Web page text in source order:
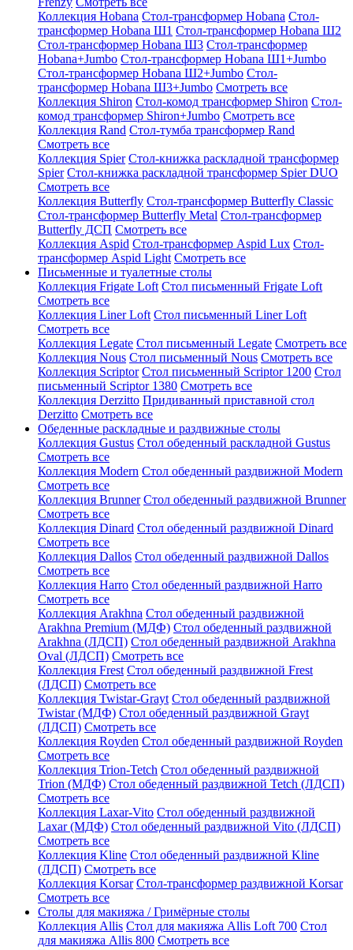
Коллекция Hobana Стол-трансформер Hobana Стол-
трансформер Hobana Ш1 Стол-трансформер Hobana Ш2
Стол-трансформер Hobana Ш3 Стол-трансформер
Hobana+Jumbo Стол-трансформер Hobana Ш1+Jumbo
Стол-трансформер Hobana Ш2+Jumbo Стол-
трансформер Hobana Ш3+Jumbo Смотреть все
Коллекция Shiron Стол-комод трансформер Shiron Стол-
комод трансформер Shiron+Jumbo Смотреть все
Коллекция Rand Стол-тумба трансформер Rand
Смотреть все
Коллекция Spier Стол-книжка раскладной трансформер
Spier Стол-книжка раскладной трансформер Spier DUO
Смотреть все
Коллекция Butterfly Стол-трансформер Butterfly Classic
Стол-трансформер Butterfly Metal Стол-трансформер
Butterfly ДСП Смотреть все
Коллекция Aspid Стол-трансформер Aspid Lux Стол-
трансформер Aspid Light Смотреть все
Письменные и туалетные столы
Коллекция Frigate Loft Стол письменный Frigate Loft
Смотреть все
Коллекция Liner Loft Стол письменный Liner Loft
Смотреть все
Коллекция Legate Стол письменный Legate Смотреть все
Коллекция Nous Стол письменный Nous Смотреть все
Коллекция Scriptor Стол письменный Scriptor 1200 Стол
письменный Scriptor 1380 Смотреть все
Коллекция Derzitto Придиванный приставной стол
Derzitto Смотреть все
Обеденные раскладные и раздвижные столы
Коллекция Gustus Стол обеденный раскладной Gustus
Смотреть все
Коллекция Modern Стол обеденный раздвижной Modern
Смотреть все
Коллекция Brunner Стол обеденный раздвижной Brunner
Смотреть все
Коллекция Dinard Стол обеденный раздвижной Dinard
Смотреть все
Коллекция Dallos Стол обеденный раздвижной Dallos
Смотреть все
Коллекция Harro Стол обеденный раздвижной Harro
Смотреть все
Коллекция Arakhna Стол обеденный раздвижной
Arakhna Premium (МДФ) Стол обеденный раздвижной
Arakhna (ЛДСП) Стол обеденный раздвижной Arakhna
Oval (ЛДСП) Смотреть все
Коллекция Frest Стол обеденный раздвижной Frest
(ЛДСП) Смотреть все
Коллекция Twistar-Grayt Стол обеденный раздвижной
Twistar (МДФ) Стол обеденный раздвижной Grayt
(ЛДСП) Смотреть все
Коллекция Royden Стол обеденный раздвижной Royden
Смотреть все
Коллекция Trion-Tetch Стол обеденный раздвижной
Trion (МДФ) Стол обеденный раздвижной Tetch (ЛДСП)
Смотреть все
Коллекция Laxar-Vito Стол обеденный раздвижной
Laxar (МДФ) Стол обеденный раздвижной Vito (ЛДСП)
Смотреть все
Коллекция Kline Стол обеденный раздвижной Kline
(ЛДСП) Смотреть все
Коллекция Korsar Стол-трансформер раздвижной Korsar
Смотреть все
Столы для макияжа / Гримёрные столы
Коллекция Allis Стол для макияжа Allis Loft 700 Стол
для макияжа Allis 800 Смотреть все